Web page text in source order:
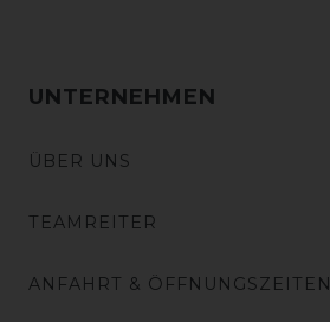
UNTERNEHMEN
ÜBER UNS
TEAMREITER
ANFAHRT & ÖFFNUNGSZEITEN